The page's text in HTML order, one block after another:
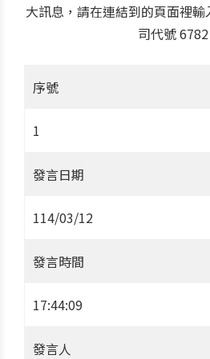
大訊息，請在連結到的頁面裡
司代號 6782
序號
1
發言日期
114/03/12
發言時間
17:44:09
發言人